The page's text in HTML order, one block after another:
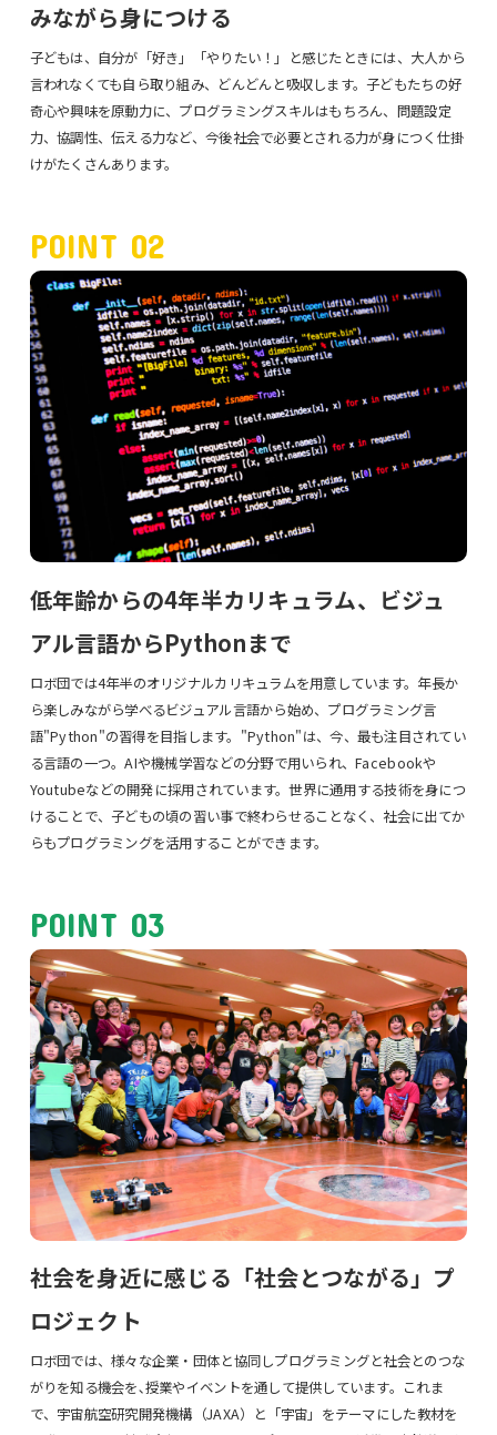
みながら身につける
子どもは、自分が「好き」「やりたい！」と感じたときには、大人から
言われなくても自ら取り組み、どんどんと吸収します。子どもたちの好
奇心や興味を原動力に、プログラミングスキルはもちろん、問題設定
力、協調性、伝える力など、今後社会で必要とされる力が身につく仕掛
けがたくさんあります。
POINT 02
低年齢からの4年半カリキュラム、ビジュ
アル言語からPythonまで
ロボ団では4年半のオリジナルカリキュラムを用意しています。年長か
ら楽しみながら学べるビジュアル言語から始め、プログラミング言
語"Python"の習得を目指します。"Python"は、今、最も注目されてい
る言語の一つ。AIや機械学習などの分野で用いられ、Facebookや
Youtubeなどの開発に採用されています。世界に通用する技術を身につ
けることで、子どもの頃の習い事で終わらせることなく、社会に出てか
らもプログラミングを活用することができます。
POINT 03
社会を身近に感じる「社会とつながる」プ
ロジェクト
ロボ団では、様々な企業・団体と協同しプログラミングと社会とのつな
がりを知る機会を､授業やイベントを通して提供しています。これま
で、宇宙航空研究開発機構（JAXA）と「宇宙」をテーマにした教材を